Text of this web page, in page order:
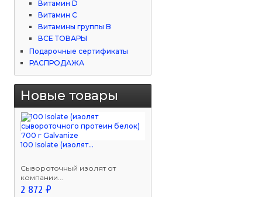
Витамин D
Витамин С
Витамины группы B
ВСЕ ТОВАРЫ
Подарочные сертификаты
РАСПРОДАЖА
Новые товары
100 Isolate (изолят...
Сывороточный изолят от
компании...
2 872 ₽